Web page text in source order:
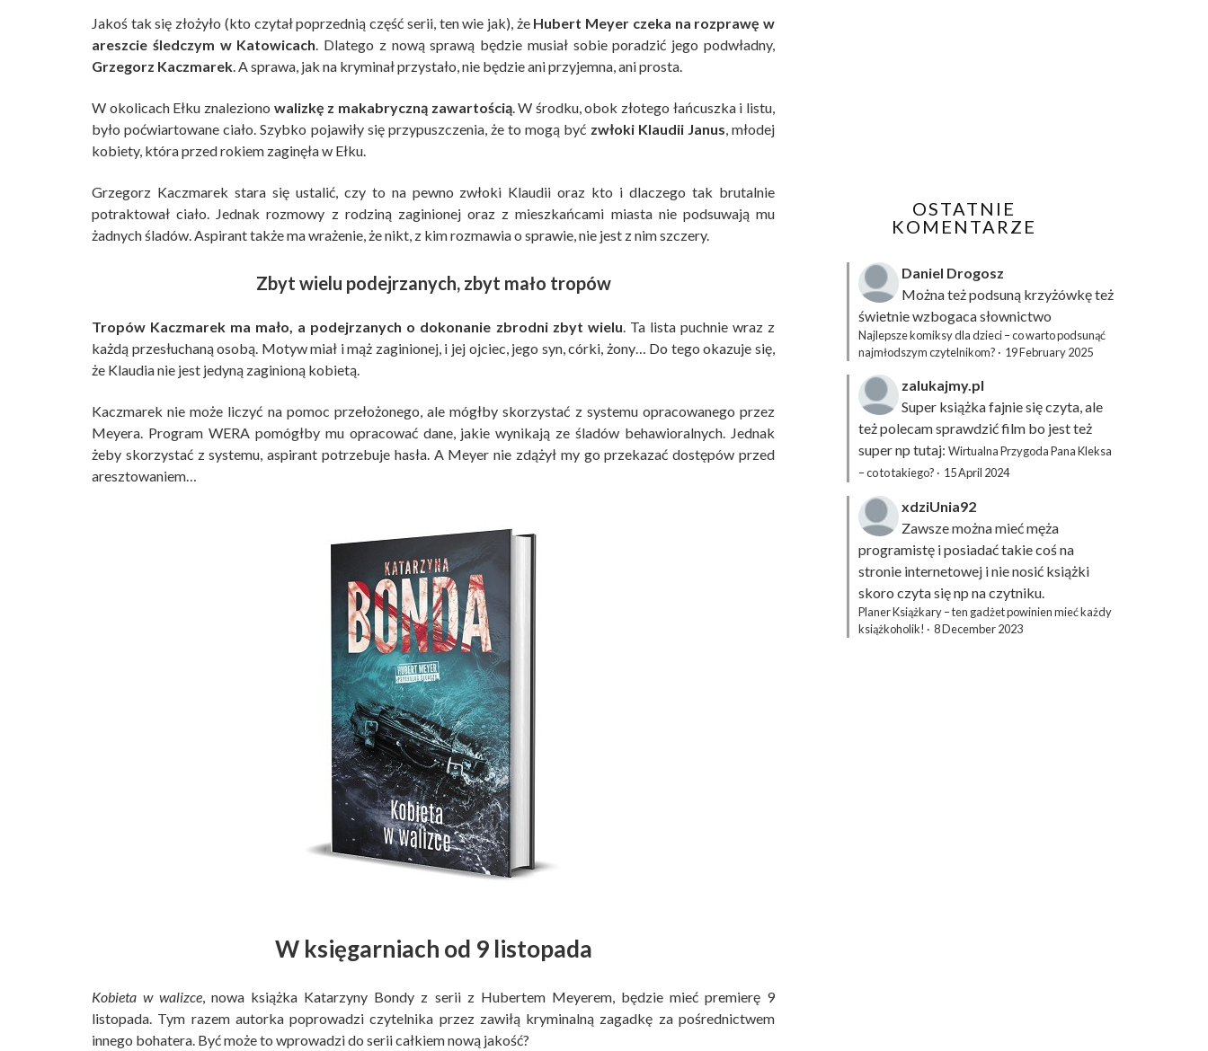
Jakoś tak się złożyło (kto czytał poprzednią część serii, ten wie jak), żeHubert Meyer czeka na rozprawę w
areszcie śledczym w Katowicach. Dlatego z nową sprawą będzie musiał sobie poradzić jego podwładny,
Grzegorz Kaczmarek. A sprawa, jak na kryminał przystało, nie będzie ani przyjemna, ani prosta.
W okolicach Ełku znaleziono walizkę z makabryczną zawartością. W środku, obok złotego łańcuszka i listu,
było poćwiartowane ciało. Szybko pojawiły się przypuszczenia, że to mogą być zwłoki Klaudii Janus, młodej
kobiety, która przed rokiem zaginęła w Ełku.
Grzegorz Kaczmarek stara się ustalić, czy to na pewno zwłoki Klaudii oraz kto i dlaczego tak brutalnie
potraktował ciało. Jednak rozmowy z rodziną zaginionej oraz z mieszkańcami miasta nie podsuwają mu
żadnych śladów. Aspirant także ma wrażenie, że nikt, z kim rozmawia o sprawie, nie jest z nim szczery.
Zbyt wielu podejrzanych, zbyt mało tropów
Tropów Kaczmarek ma mało, a podejrzanych o dokonanie zbrodni zbyt wielu. Ta lista puchnie wraz z
każdą przesłuchaną osobą. Motyw miał i mąż zaginionej, i jej ojciec, jego syn, córki, żony… Do tego okazuje się,
że Klaudia nie jest jedyną zaginioną kobietą.
Kaczmarek nie może liczyć na pomoc przełożonego, ale mógłby skorzystać z systemu opracowanego przez
Meyera. Program WERA pomógłby mu opracować dane, jakie wynikają ze śladów behawioralnych. Jednak
żeby skorzystać z systemu, aspirant potrzebuje hasła. A Meyer nie zdążył my go przekazać dostępów przed
aresztowaniem…
W księgarniach od 9 listopada
Kobieta w walizce , nowa książka Katarzyny Bondy z serii z Hubertem Meyerem, będzie mieć premierę 9
listopada. Tym razem autorka poprowadzi czytelnika przez zawiłą kryminalną zagadkę za pośrednictwem
innego bohatera. Być może to wprowadzi do serii całkiem nową jakość?
OSTATNIE
KOMENTARZE
Daniel Drogosz
Można też podsuną krzyżówkęteż
świetnie wzbogaca słownictwo
Najlepsze komiksy dla dzieci – co warto podsunąć
najmłodszym czytelnikom? · 19 February 2025
zalukajmy.pl
Super książka fajnie się czyta, ale
też polecam sprawdzić film bo jest też
super np tutaj: Wirtualna Przygoda Pana Kleksa
– co to takiego? · 15 April 2024
xdziUnia92
Zawsze można mieć męża
programistę i posiadać takie coś na
stronie internetowej i nie nosić książki
skoro czyta się np na czytniku.
Planer Książkary – ten gadżet powinien mieć każdy
książkoholik! · 8 December 2023